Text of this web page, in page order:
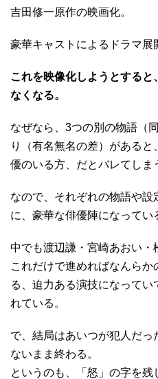
吉田修一原作の映画化。
豪華キャストによるドラマ展
これを映像化しようとする
なくなる。
なぜなら、3つの別の物語（
り（有名無名の差）がある
優のいる方、だとバレてしま
なので、それぞれの物語や設
に、豪華な俳優陣になってい
中でも渡辺謙・宮崎あおい・
これだけで進めればなんら
る、迫力ある演技になってい
れている。
で、結局はあいつが犯人だ
ないまま終わる。
というのも、「怒」の字を